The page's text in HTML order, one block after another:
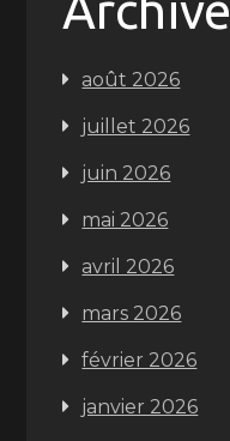
août 2026
juillet 2026
juin 2026
mai 2026
avril 2026
mars 2026
février 2026
janvier 2026